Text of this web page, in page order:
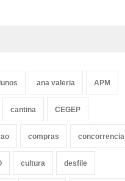
ana valeria APM
cantina CEGEP
compras concorrencia
cultura desfile